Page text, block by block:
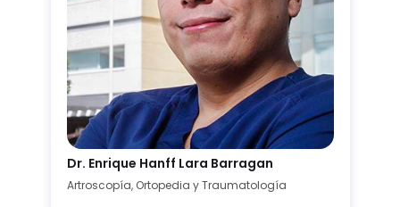
Dr. Enrique Hanff Lara Barragan
Artroscopía, Ortopedia y Traumatología